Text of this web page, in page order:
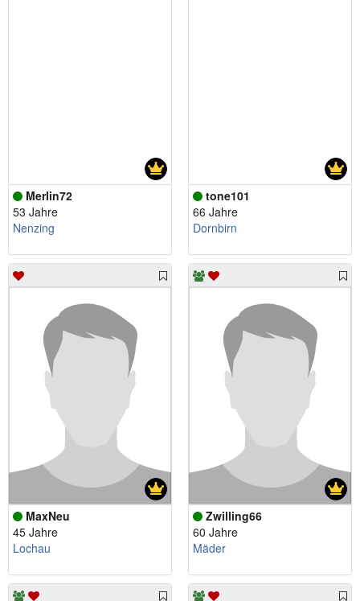
Merlin72
53 Jahre
Nenzing
tone101
66 Jahre
Dornbirn
MaxNeu
45 Jahre
Lochau
Zwilling66
60 Jahre
Mäder